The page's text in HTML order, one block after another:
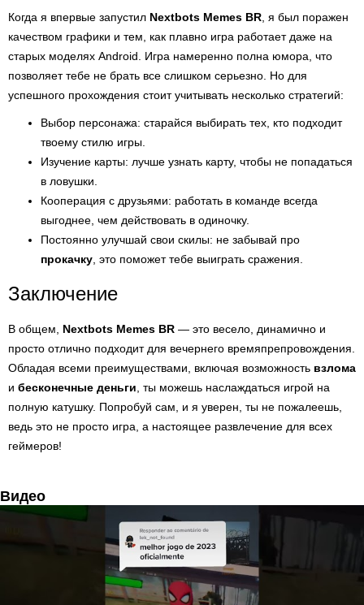
Когда я впервые запустил Nextbots Memes BR , я был поражен
качеством графики и тем, как плавно игра работает даже на
старых моделях Android. Игра намеренно полна юмора, что
позволяет тебе не брать все слишком серьезно. Но для
успешного прохождения стоит учитывать несколько стратегий:
Выбор персонажа: старайся выбирать тех, кто подходит
твоему стилю игры.
Изучение карты: лучше узнать карту, чтобы не попадаться
в ловушки.
Кооперация с друзьями: работать в команде всегда
выгоднее, чем действовать в одиночку.
Постоянно улучшай свои скилы: не забывай про
прокачку , это поможет тебе выиграть сражения.
Заключение
В общем, Nextbots Memes BR — это весело, динамично и
просто отлично подходит для вечернего времяпрепровождения.
Обладая всеми преимуществами, включая возможность взлома
и бесконечные деньги , ты можешь наслаждаться игрой на
полную катушку. Попробуй сам, и я уверен, ты не пожалеешь,
ведь это не просто игра, а настоящее развлечение для всех
геймеров!
Видео